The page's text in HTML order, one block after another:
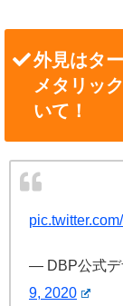
外見はタ
メタリッ
いて！
— DBP公式デ
9, 2020